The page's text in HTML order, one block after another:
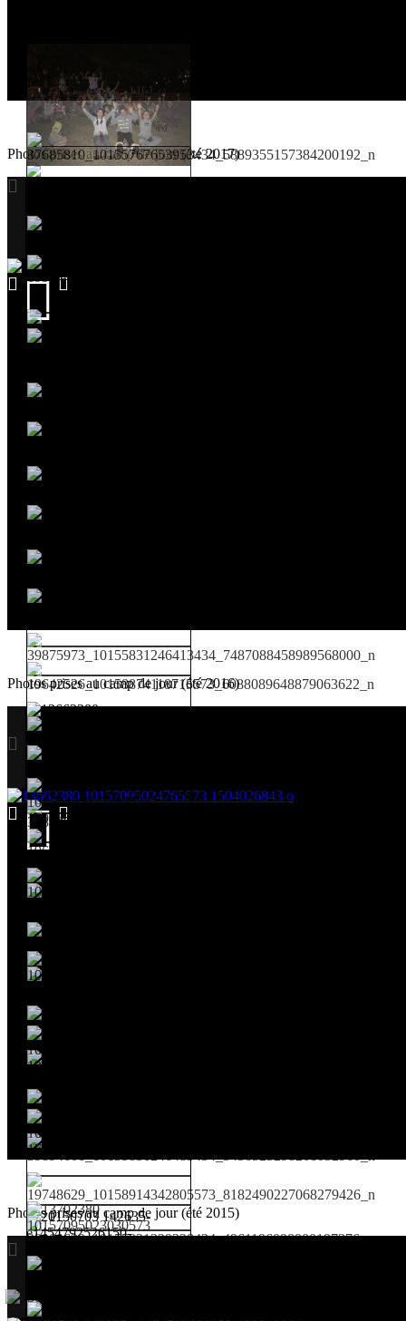
Photos prises au camp de jour (été 2017)
Photos prises au camp de jour (été 2016)
Photos prises au camp de jour (été 2015)